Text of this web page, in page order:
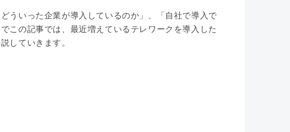
ういった企業が導入しているのか」、「自社で導入で
この記事では、最近増えているテレワークを導入した
していきます。